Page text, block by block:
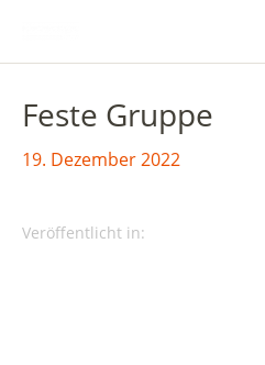
Feste Gruppe
19. Dezember 2022
Veröffentlicht in: